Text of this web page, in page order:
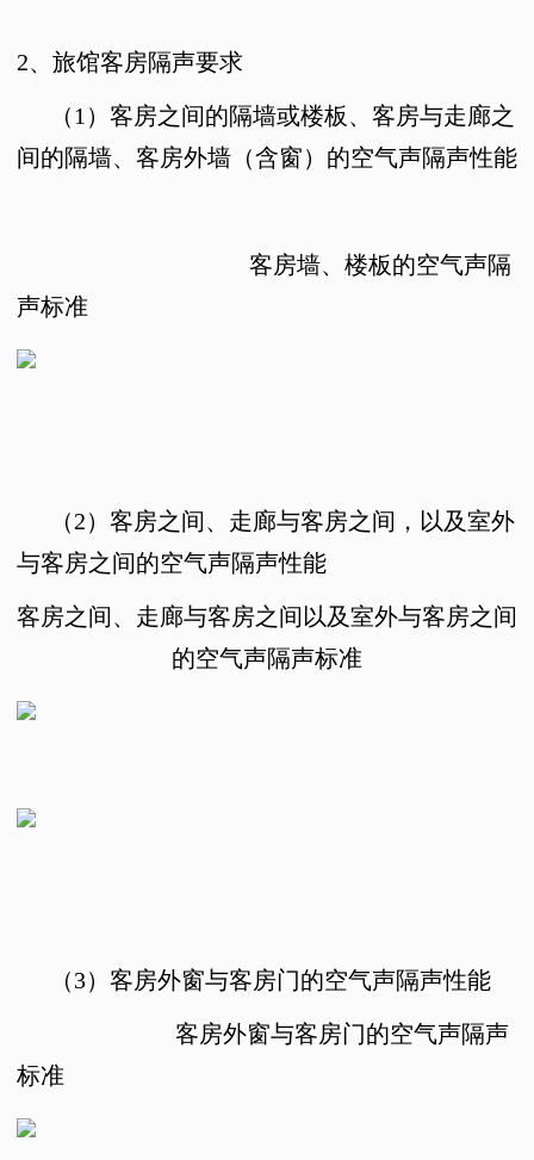
2、 旅馆客房隔声要求
（1） 客房之间的隔墙或楼板、客房与走廊之
间的隔墙、客房外墙（含窗）的空气声隔声性能
客房墙、楼板的空气声隔
声标准
（2） 客房之间、走廊与客房之间，以及室外
与客房之间的空气声隔声性能
客房之间、走廊与客房之间以及室外与客房之间
的空气声隔声标准
（3） 客房外窗与客房门的空气声隔声性能
客房外窗与客房门的空气声隔声
标准